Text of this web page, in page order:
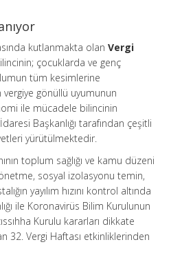
kutlanmakta olan Vergi
çocuklarda ve genç
tüm kesimlerine
gönüllü uyumunun
ile mücadele bilincinin
Başkanlığı tarafından çeşitli
yürütülmektedir.
toplum sağlığı ve kamu düzeni
sosyal izolasyonu temin,
yayılım hızını kontrol altında
ile Koronavirüs Bilim Kurulunun
Kurulu kararları dikkate
32. Vergi Haftası etkinliklerinden